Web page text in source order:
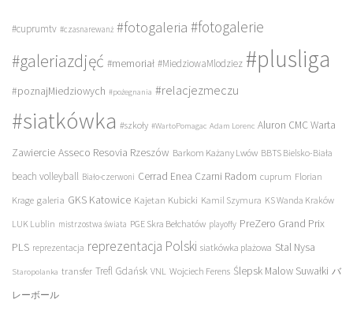
#cuprumtv #czasnarewanż #fotogaleria #fotogalerie
#galeriazdjęć #memoriał #MiedziowaMlodziez #plusliga
#poznajMiedziowych #pożegnania #relacjezmeczu
#siatkówka #szkoły #WartoPomagac Adam Lorenc Aluron CMC Warta
Zawiercie Asseco Resovia Rzeszów Barkom Każany Lwów BBTS Bielsko-Biała
beach volleyball Biało-czerwoni Cerrad Enea Czarni Radom cuprum Florian
Krage galeria GKS Katowice Kajetan Kubicki Kamil Szymura KS Wanda Kraków
LUK Lublin mistrzostwa świata PGE Skra Bełchatów playoffy PreZero Grand Prix
PLS reprezentacja reprezentacja Polski siatkówka plażowa Stal Nysa
Staropolanka transfer Trefl Gdańsk VNL Wojciech Ferens Ślepsk Malow Suwałki バ
レーボール